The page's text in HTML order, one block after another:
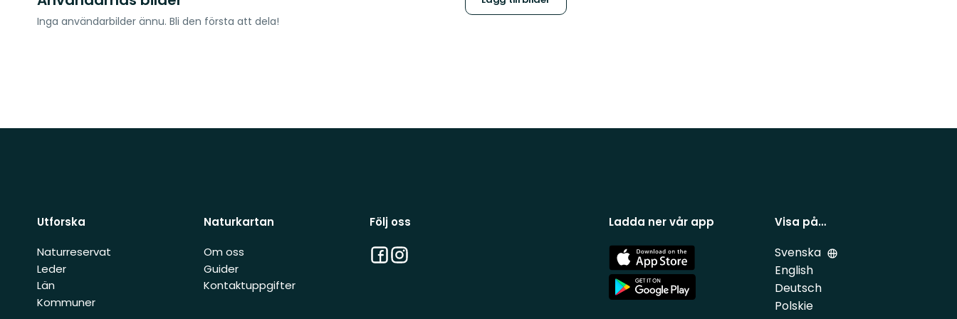
Inga användarbilder ännu. Bli den första att dela!
Utforska
Naturreservat
Leder
Län
Kommuner
Naturkartan
Om oss
Guider
Kontaktuppgifter
Följ oss
Facebook
Instagram
Ladda ner vår app
App
Store
App
Store
Visa på…
Svenska
English
Deutsch
Polskie